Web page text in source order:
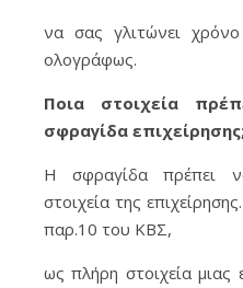
να σας γλιτώνει
ολογράφως.
Ποια στοιχεία
σφραγίδα
Η σφραγίδα πρέπει
στοιχεία της
παρ.10 του ΚΒΣ,
ως πλήρη στοιχεία μιας